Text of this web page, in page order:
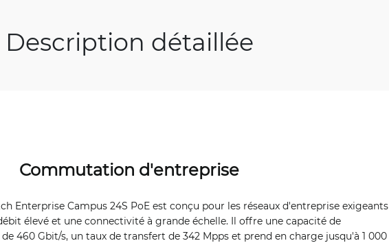
Description détaillée
Commutation d'entreprise
Enterprise Campus 24S PoE est conçu pour les réseaux d'entreprise exigeants
élevé et une connectivité à grande échelle. Il offre une capacité de
460 Gbit/s, un taux de transfert de 342 Mpps et prend en charge jusqu'à 1 000